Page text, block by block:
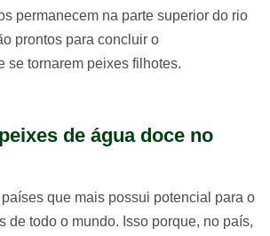
permanecem na parte superior do rio
prontos para concluir o
se tornarem peixes filhotes.
de água doce no
que mais possui potencial para o
de todo o mundo. Isso porque, no país,